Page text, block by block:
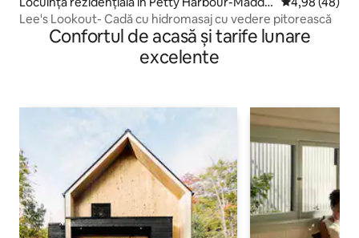
x Cove
Lee's Lookout- Cadă cu hidromasaj cu vedere pitorească
Confortul de acasă și tarife lunare
excelente